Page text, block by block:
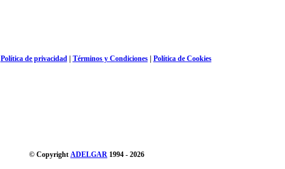
Política de privacidad| Términos y Condiciones| Política de Cookies
© Copyright ADELGAR 1994 - 2026